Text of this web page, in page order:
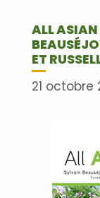
ALL
ET
21 octobre